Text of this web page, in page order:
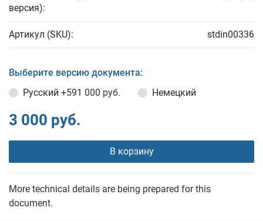
версия):
Артикул (SKU): stdin00336
Выберите версию документа:
Русский +591 000 руб. Немецкий
3 000 руб.
В корзину
More technical details are being prepared for this
document.